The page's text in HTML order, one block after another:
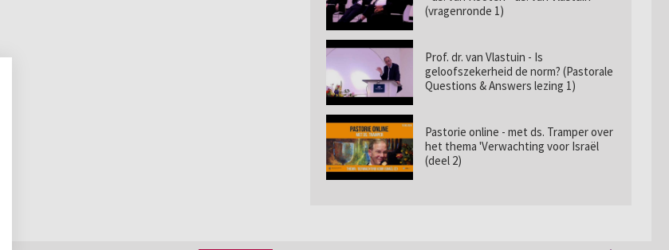
(vragenronde 1)
Prof. dr. van Vlastuin - Is
geloofszekerheid de norm? (Pastorale
Questions & Answers lezing 1)
Pastorie online - met ds. Tramper over
het thema 'Verwachting voor Israël
(deel 2)